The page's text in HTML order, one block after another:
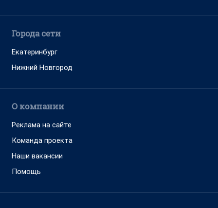
Города сети
Екатеринбург
Нижний Новгород
О компании
Реклама на сайте
Команда проекта
Наши вакансии
Помощь